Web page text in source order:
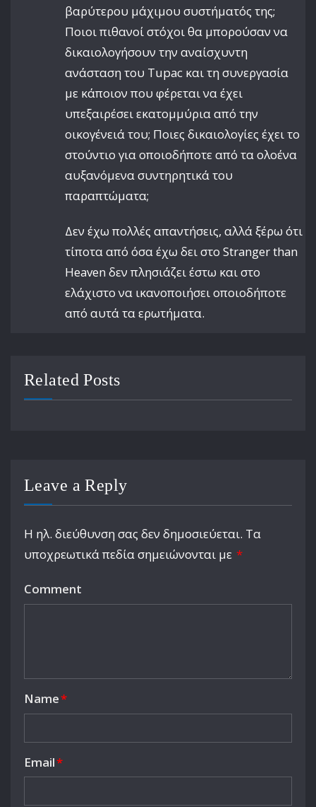
βαρύτερου μάχιμου συστήματός της;
Ποιοι πιθανοί στόχοι θα μπορούσαν να
δικαιολογήσουν την αναίσχυντη
ανάσταση του Tupac και τη συνεργασία
με κάποιον που φέρεται να έχει
υπεξαιρέσει εκατομμύρια από την
οικογένειά του; Ποιες δικαιολογίες έχει το
στούντιο για οποιοδήποτε από τα ολοένα
αυξανόμενα συντηρητικά του
παραπτώματα;
Δεν έχω πολλές απαντήσεις, αλλά ξέρω ότι
τίποτα από όσα έχω δει στο Stranger than
Heaven δεν πλησιάζει έστω και στο
ελάχιστο να ικανοποιήσει οποιοδήποτε
από αυτά τα ερωτήματα.
Related Posts
Leave a Reply
Η ηλ. διεύθυνση σας δεν δημοσιεύεται. Τα
υποχρεωτικά πεδία σημειώνονται με *
Comment
Name*
Email*